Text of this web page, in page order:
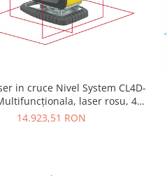
in cruce Nivel System CL4D-
laser rosu, 4
laser (360 grade)
14.923,51 RON